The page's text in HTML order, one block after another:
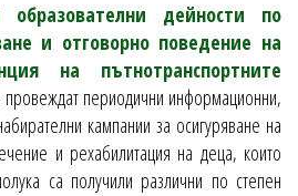
дейности по
и отговорно поведение на
на пътнотранспортните
провеждат периодични информационни,
кампании за осигуряване на
и рехабилитация на деца, които
са получили различни по степен